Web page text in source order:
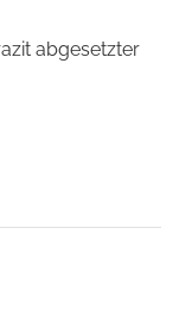
abgesetzter